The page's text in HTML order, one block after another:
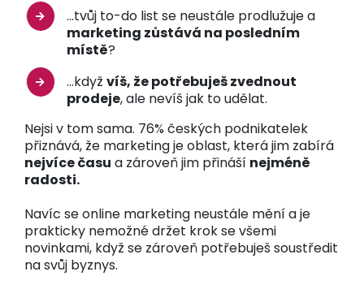
...tvůj to-do list se neustále prodlužuje a
marketing zůstává na posledním
místě?
...kdyžvíš, že potřebuješ zvednout
prodeje, ale nevíš jak to udělat.
Nejsi v tom sama. 76% českých podnikatelek
přiznává, že marketing je oblast, která jim zabírá
nejvíce času a zároveň jim přináší nejméně
radosti.
Navíc se online marketing neustále mění a je
prakticky nemožné držet krok se všemi
novinkami, když se zároveň potřebuješ soustředit
na svůj byznys.